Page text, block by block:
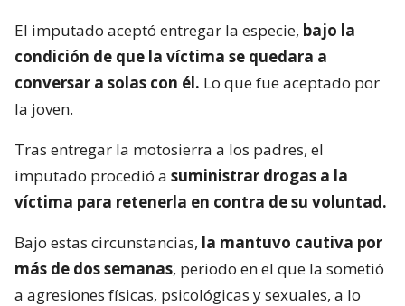
El imputado aceptó entregar la especie, bajo la
condición de que la víctima se quedara a
conversar a solas con él. Lo que fue aceptado por
la joven.
Tras entregar la motosierra a los padres, el
imputado procedió a suministrar drogas a la
víctima para retenerla en contra de su voluntad.
Bajo estas circunstancias, la mantuvo cautiva por
más de dos semanas, periodo en el que la sometió
a agresiones físicas, psicológicas y sexuales, a lo